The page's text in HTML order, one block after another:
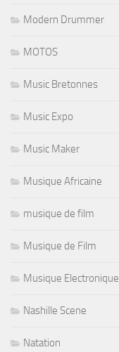
Modern Drummer
MOTOS
Music Bretonnes
Music Expo
Music Maker
Musique Africaine
musique de film
Musique de Film
Musique Electronique
Nashille Scene
Natation